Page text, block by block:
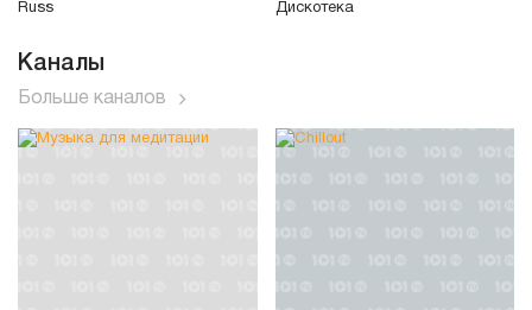
Russ Дискотека
Каналы
Больше каналов